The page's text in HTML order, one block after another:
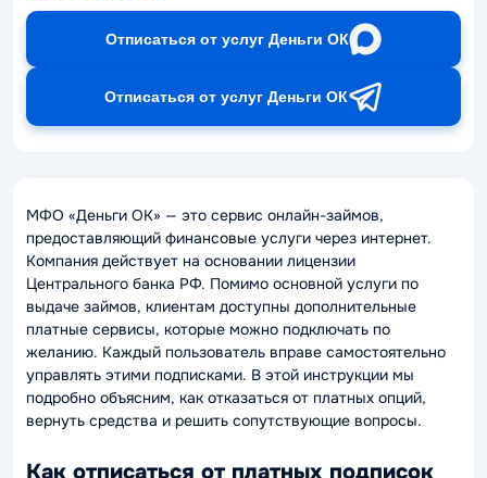
Отписаться от услуг Деньги ОК
Отписаться от услуг Деньги ОК
МФО «Деньги ОК» — это сервис онлайн-займов,
предоставляющий финансовые услуги через интернет.
Компания действует на основании лицензии
Центрального банка РФ. Помимо основной услуги по
выдаче займов, клиентам доступны дополнительные
платные сервисы, которые можно подключать по
желанию. Каждый пользователь вправе самостоятельно
управлять этими подписками. В этой инструкции мы
подробно объясним, как отказаться от платных опций,
вернуть средства и решить сопутствующие вопросы.
Как отписаться от платных подписок